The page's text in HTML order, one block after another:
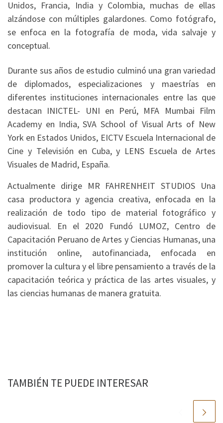
Unidos, Francia, India y Colombia, muchas de ellas
alzándose con múltiples galardones. Como fotógrafo,
se enfoca en la fotografía de moda, vida salvaje y
conceptual.
Durante sus años de estudio culminó una gran variedad
de diplomados, especializaciones y maestrías en
diferentes instituciones internacionales entre las que
destacan INICTEL- UNI en Perú, MFA Mumbai Film
Academy en India, SVA School of Visual Arts of New
York en Estados Unidos, EICTV Escuela Internacional de
Cine y Televisión en Cuba, y LENS Escuela de Artes
Visuales de Madrid, España.
Actualmente dirige MR FAHRENHEIT STUDIOS Una
casa productora y agencia creativa, enfocada en la
realización de todo tipo de material fotográfico y
audiovisual. En el 2020 Fundó LUMOZ, Centro de
Capacitación Peruano de Artes y Ciencias Humanas, una
institución online, autofinanciada, enfocada en
promover la cultura y el libre pensamiento a través de la
capacitación teórica y práctica de las artes visuales, y
las ciencias humanas de manera gratuita.
TAMBIÉN TE PUEDE INTERESAR